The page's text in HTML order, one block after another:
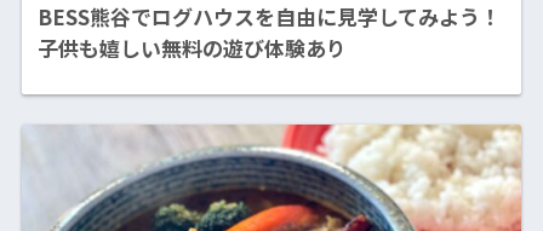
BESS熊谷でログハウスを自由に見学してみよう！
子供も嬉しい無料の遊び体験あり